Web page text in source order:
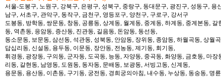
서울-도봉구, 노원구, 강북구, 은평구, 성북구, 중랑구, 동대문구, 광진구, 성동구,
남구, 서초구, 관악구, 동작구, 금천구, 영등포구, 양천구, 구로구, 강서구
도봉동, 방학동, 쌍문동, 창동, 공릉동, 상계동, 월계동, 중계동, 하계동, 중계본동,
동, 역촌동, 응암동, 증산동, 진관동, 길음동, 돈암동, 동선동,
동소문동, 보문동, 삼선동, 석관동, 성북동, 안암동, 장위동, 종암동, 하월곡동, 상월
답십리동, 신설동, 용두동, 이문동, 장안동, 전농동, 제기동, 회기동,
휘경동, 광장동, 구의동, 군자동, 도곡동, 능동, 자양동, 중곡동, 화양동, 금호동, 마
리동, 갈현동, 남영동, 도원동, 동자동, 문배동, 보광동, 서빙고동, 신계동,
용문동, 용산동, 이촌동, 구기동, 궁전동, 경희궁의아침, 내수동, 누상동, 동숭동, 명